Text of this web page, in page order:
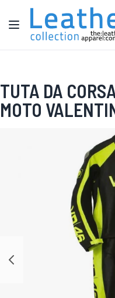
Salta al contenuto
Toggle Nav
TUTA DA
MOTO